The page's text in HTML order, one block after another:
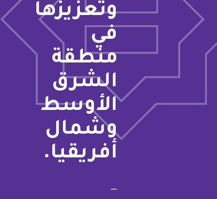
وتعزيزها
في
منطقة
الشرق
الأوسط
وشمال
أفريقيا.
—